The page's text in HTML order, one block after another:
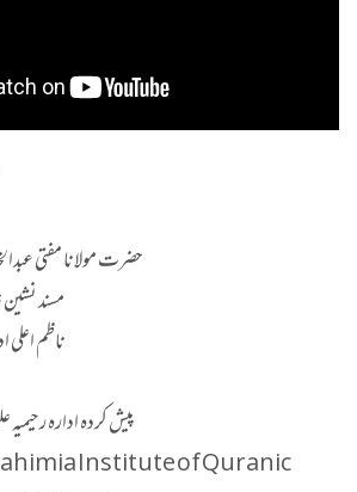
حضرت مولانا مفتی
مسند نشین
ناظم اعلی
پیش کردہ ادارہ رحیمیہ
Institute of Quranic